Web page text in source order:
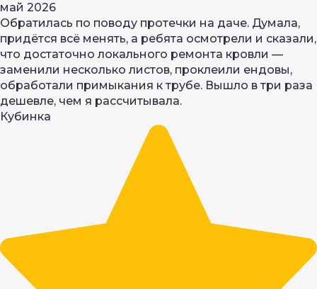
май 2026
Обратилась по поводу протечки на даче. Думала,
придётся всё менять, а ребята осмотрели и сказали,
что достаточно локального ремонта кровли —
заменили несколько листов, проклеили ендовы,
обработали примыкания к трубе. Вышло в три раза
дешевле, чем я рассчитывала.
Кубинка